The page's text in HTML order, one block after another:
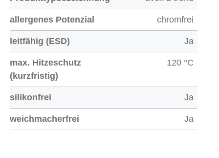
allergenes Potenzial chromfrei
leitfähig (ESD) Ja
max. Hitzeschutz
(kurzfristig)
120 °C
silikonfrei Ja
weichmacherfrei Ja